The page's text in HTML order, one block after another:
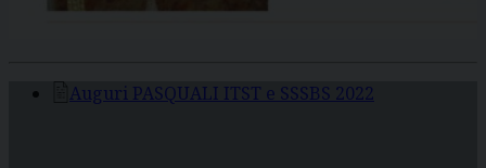
Auguri PASQUALI ITST e SSSBS 2022